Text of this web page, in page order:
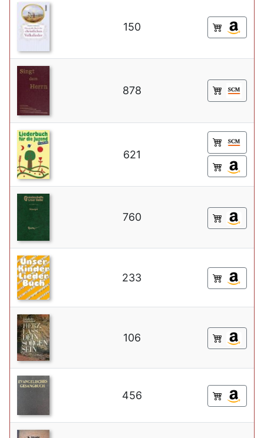
150
878
621
760
233
106
456